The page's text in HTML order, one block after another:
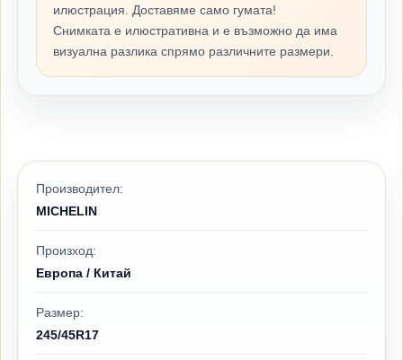
илюстрация. Доставяме само гумата!
Снимката е илюстративна и е възможно да има
визуална разлика спрямо различните размери.
Производител:
MICHELIN
Произход:
Европа / Китай
Размер:
245/45R17